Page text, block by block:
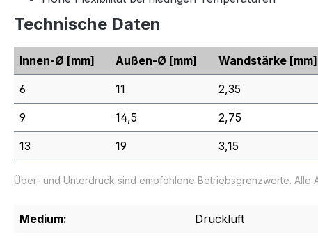
Technische Daten
Innen-Ø [mm] Außen-Ø [mm] Wandstärke [mm]
6 11 2,35
9 14,5 2,75
13 19 3,15
Über- und Unterdruck sind empfohlene Betriebsgrenzwerte.
Medium:
Druckluft